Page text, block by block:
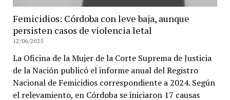
Femicidios: Córdoba con leve baja, aunque
persisten casos de violencia letal
12/06/2025
La Oficina de la Mujer de la Corte Suprema de Justicia
de la Nación publicó el informe anual del Registro
Nacional de Femicidios correspondiente a 2024. Según
el relevamiento, en Córdoba se iniciaron 17 causas